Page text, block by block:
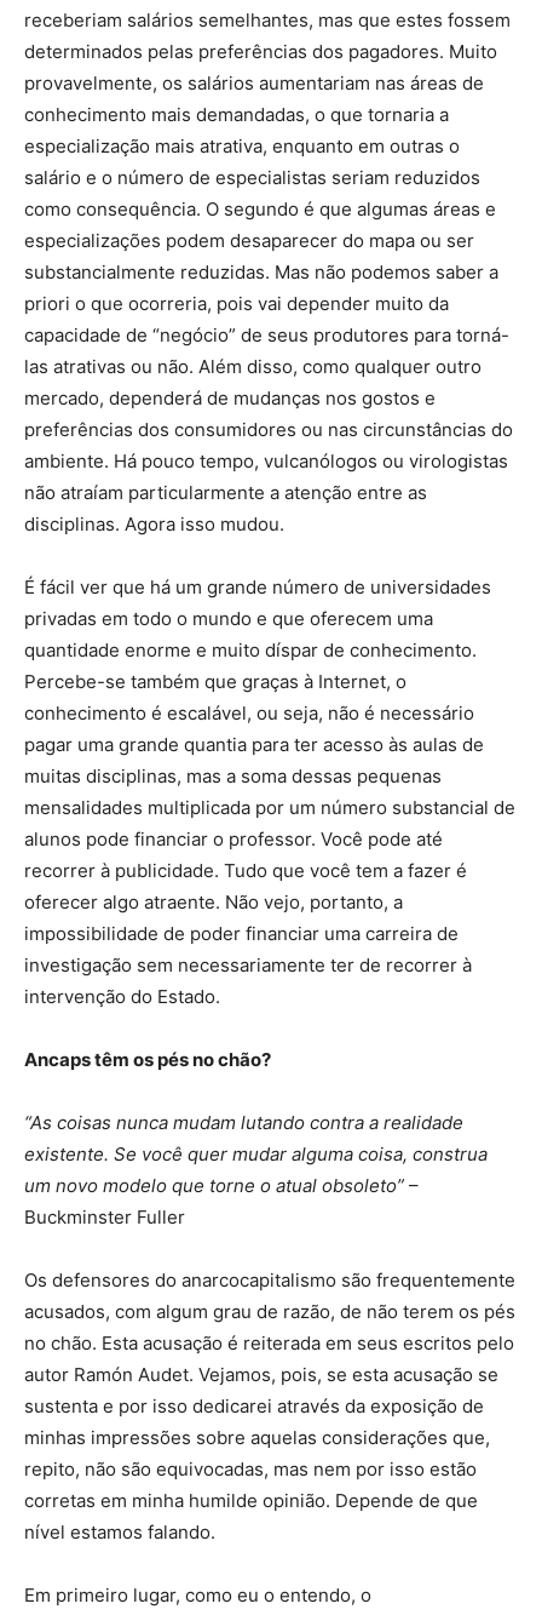
receberiam salários semelhantes, mas que estes fossem
determinados pelas preferências dos pagadores. Muito
provavelmente, os salários aumentariam nas áreas de
conhecimento mais demandadas, o que tornaria a
especialização mais atrativa, enquanto em outras o
salário e o número de especialistas seriam reduzidos
como consequência. O segundo é que algumas áreas e
especializações podem desaparecer do mapa ou ser
substancialmente reduzidas. Mas não podemos saber a
priori o que ocorreria, pois vai depender muito da
capacidade de “negócio” de seus produtores para torná-
las atrativas ou não. Além disso, como qualquer outro
mercado, dependerá de mudanças nos gostos e
preferências dos consumidores ou nas circunstâncias do
ambiente. Há pouco tempo, vulcanólogos ou virologistas
não atraíam particularmente a atenção entre as
disciplinas. Agora isso mudou.
É fácil ver que há um grande número de universidades
privadas em todo o mundo e que oferecem uma
quantidade enorme e muito díspar de conhecimento.
Percebe-se também que graças à Internet, o
conhecimento é escalável, ou seja, não é necessário
pagar uma grande quantia para ter acesso às aulas de
muitas disciplinas, mas a soma dessas pequenas
mensalidades multiplicada por um número substancial de
alunos pode financiar o professor. Você pode até
recorrer à publicidade. Tudo que você tem a fazer é
oferecer algo atraente. Não vejo, portanto, a
impossibilidade de poder financiar uma carreira de
investigação sem necessariamente ter de recorrer à
intervenção do Estado.
Ancaps têm os pés no chão?
“As coisas nunca mudam lutando contra a realidade
existente. Se você quer mudar alguma coisa, construa
um novo modelo que torne o atual obsoleto” –
Buckminster Fuller
Os defensores do anarcocapitalismo são frequentemente
acusados, com algum grau de razão, de não terem os pés
no chão. Esta acusação é reiterada em seus escritos pelo
autor Ramón Audet. Vejamos, pois, se esta acusação se
sustenta e por isso dedicarei através da exposição de
minhas impressões sobre aquelas considerações que,
repito, não são equivocadas, mas nem por isso estão
corretas em minha humilde opinião. Depende de que
nível estamos falando.
Em primeiro lugar, como eu o entendo, o